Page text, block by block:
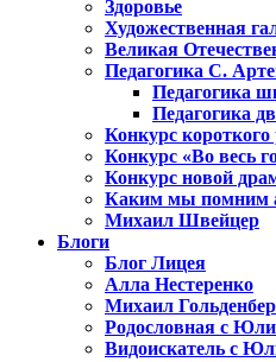
Здоровье
Художественная
Великая
Педагогика С.
Педагогика
Педагогика
Конкурс короткого
Конкурс «Во весь
Конкурс новой
Каким мы помним
Михаил Швейцер
Блоги
Блог Лицея
Алла Нестеренко
Михаил
Родословная с
Видоискатель с